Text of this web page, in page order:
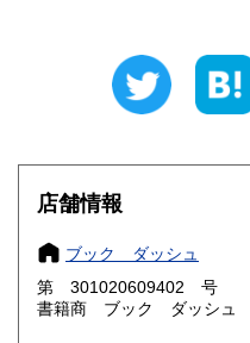
600円
滋賀県 600円
大阪府
奈良県
鳥取県 600円
店舗情報
ブック ダッシュ
第 301020609402 号
書籍商 ブック ダッシュ